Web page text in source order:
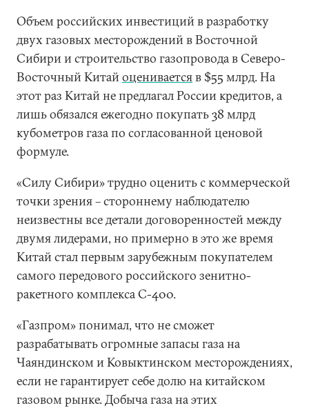
Объем российских инвестиций в разработку
двух газовых месторождений в Восточной
Сибири и строительство газопровода в Северо-
Восточный Китайоцениваетсяв $55 млрд. На
этот раз Китай не предлагал России кредитов, а
лишь обязался ежегодно покупать 38 млрд
кубометров газа по согласованной ценовой
формуле.
«Силу Сибири» трудно оценить с коммерческой
точки зрения – стороннему наблюдателю
неизвестны все детали договоренностей между
двумя лидерами, но примерно в это же время
Китай стал первым зарубежным покупателем
самого передового российского зенитно-
ракетного комплекса С-400.
«Газпром» понимал, что не сможет
разрабатывать огромные запасы газа на
Чаяндинском и Ковыктинском месторождениях,
если не гарантирует себе долю на китайском
газовом рынке. Добыча газа на этих